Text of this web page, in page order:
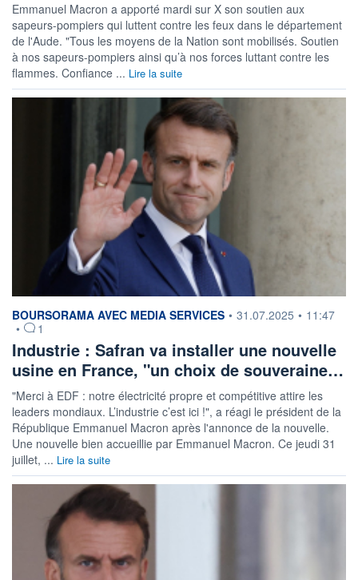
Emmanuel Macron a apporté mardi sur X son soutien aux
sapeurs-pompiers qui luttent contre les feux dans le département
de l'Aude. "Tous les moyens de la Nation sont mobilisés. Soutien
à nos sapeurs-pompiers ainsi qu’à nos forces luttant contre les
flammes. Confiance ... Lire la suite
information fournie par
BOURSORAMA AVEC MEDIA SERVICES • 31.07.2025 • 11:47
•
1
Industrie : Safran va installer une nouvelle
usine en France, "un choix de souveraine…
"Merci à EDF : notre électricité propre et compétitive attire les
leaders mondiaux. L’industrie c’est ici !", a réagi le président de la
République Emmanuel Macron après l'annonce de la nouvelle.
Une nouvelle bien accueillie par Emmanuel Macron. Ce jeudi 31
juillet, ... Lire la suite